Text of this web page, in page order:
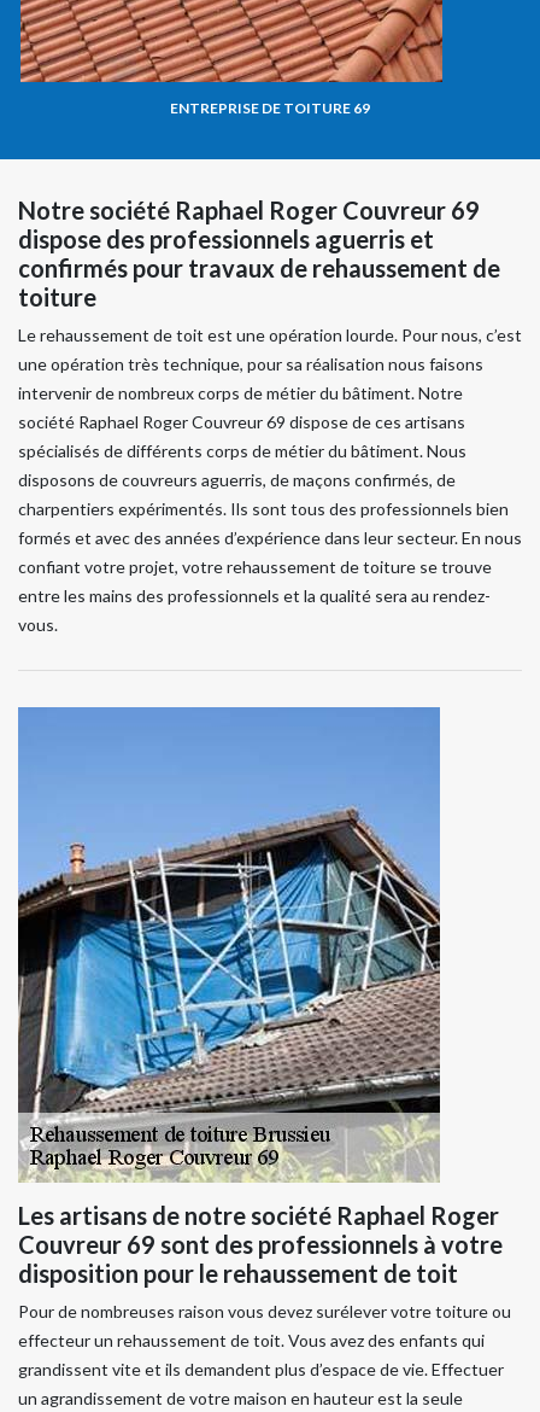
ENTREPRISE DE TOITURE 69
Notre société Raphael Roger Couvreur 69
dispose des professionnels aguerris et
confirmés pour travaux de rehaussement de
toiture
Le rehaussement de toit est une opération lourde. Pour nous, c’est
une opération très technique, pour sa réalisation nous faisons
intervenir de nombreux corps de métier du bâtiment. Notre
société Raphael Roger Couvreur 69 dispose de ces artisans
spécialisés de différents corps de métier du bâtiment. Nous
disposons de couvreurs aguerris, de maçons confirmés, de
charpentiers expérimentés. Ils sont tous des professionnels bien
formés et avec des années d’expérience dans leur secteur. En nous
confiant votre projet, votre rehaussement de toiture se trouve
entre les mains des professionnels et la qualité sera au rendez-
vous.
Les artisans de notre société Raphael Roger
Couvreur 69 sont des professionnels à votre
disposition pour le rehaussement de toit
Pour de nombreuses raison vous devez surélever votre toiture ou
effecteur un rehaussement de toit. Vous avez des enfants qui
grandissent vite et ils demandent plus d’espace de vie. Effectuer
un agrandissement de votre maison en hauteur est la seule